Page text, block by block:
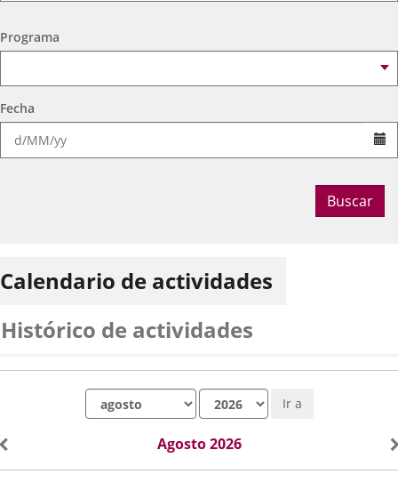
Programa
Fecha
Buscar
Calendario de actividades
Histórico de actividades
Ir a
Agosto 2026